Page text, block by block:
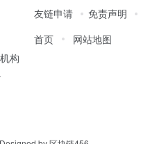
构
友链申请 免责声明
首页
网站地图